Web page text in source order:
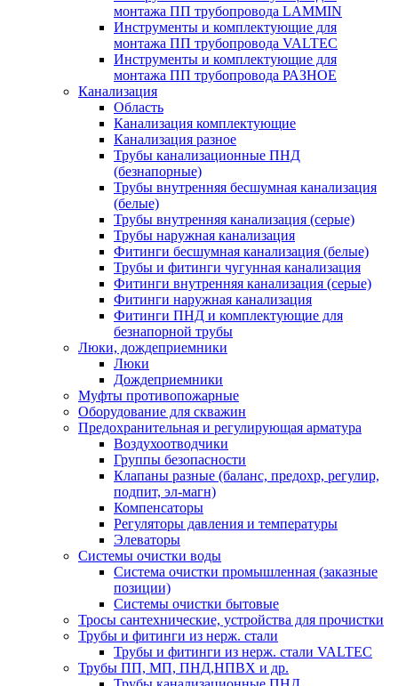
монтажа ПП трубопровода LAMMIN
Инструменты и комплектующие для
монтажа ПП трубопровода VALTEC
Инструменты и комплектующие для
монтажа ПП трубопровода РАЗНОЕ
Канализация
Область
Канализация комплектующие
Канализация разное
Трубы канализационные ПНД
(безнапорные)
Трубы внутренняя бесшумная канализация
(белые)
Трубы внутренняя канализация (серые)
Трубы наружная канализация
Фитинги бесшумная канализация (белые)
Трубы и фитинги чугунная канализация
Фитинги внутренняя канализация (серые)
Фитинги наружная канализация
Фитинги ПНД и комплектующие для
безнапорной трубы
Люки, дождеприемники
Люки
Дождеприемники
Муфты противопожарные
Оборудование для скважин
Предохранительная и регулирующая арматура
Воздухоотводчики
Группы безопасности
Клапаны разные (баланс, предохр, регулир,
подпит, эл-магн)
Компенсаторы
Регуляторы давления и температуры
Элеваторы
Системы очистки воды
Система очистки промышленная (заказные
позиции)
Системы очистки бытовые
Тросы сантехнические, устройства для прочистки
Трубы и фитинги из нерж. стали
Трубы и фитинги из нерж. стали VALTEC
Трубы ПП, МП, ПНД,НПВХ и др.